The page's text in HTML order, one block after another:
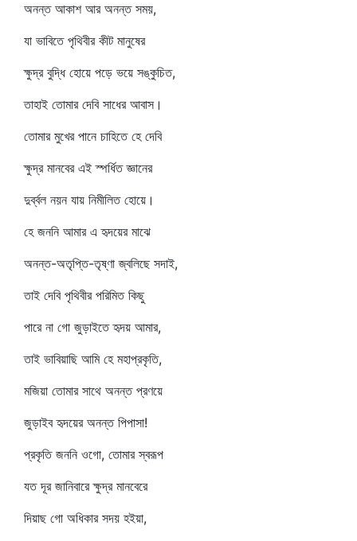
অনন্ত আকাশ আর অনন্ত সময়,
যা ভাবিতে পৃথিবীর কীট মানুষের
ক্ষুদ্র বুদ্ধি হোয়ে পড়ে ভয়ে সঙ্কুচিত,
তাহাই তোমার দেবি সাধের আবাস।
তোমার মুখের পানে চাহিতে হে দেবি
ক্ষুদ্র মানবের এই স্পর্ধিত জ্ঞানের
দুর্ব্বল নয়ন যায় নিমীলিত হোয়ে।
হে জননি আমার এ হৃদয়ের মাঝে
অনন্ত-অতৃপ্তি-তৃষ্ণা জ্বলিছে সদাই,
তাই দেবি পৃথিবীর পরিমিত কিছু
পারে না গো জুড়াইতে হৃদয় আমার,
তাই ভাবিয়াছি আমি হে মহাপ্রকৃতি,
মজিয়া তোমার সাথে অনন্ত প্রণয়ে
জুড়াইব হৃদয়ের অনন্ত পিপাসা!
প্রকৃতি জননি ওগো, তোমার স্বরূপ
যত দূর জানিবারে ক্ষুদ্র মানবেরে
দিয়াছ গো অধিকার সদয় হইয়া,